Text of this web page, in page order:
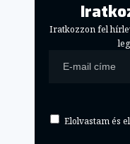
Iratkozzon fel
Elolvastam és